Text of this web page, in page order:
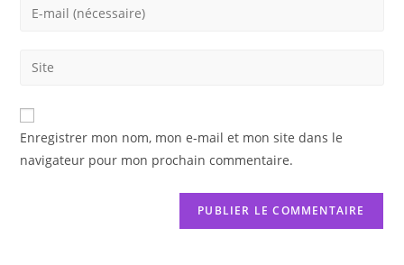
Enter
address
comment
Saisir
de
votre
(facultatif)
Enregistrer mon nom, mon e-mail et mon site dans le
navigateur pour mon prochain commentaire.